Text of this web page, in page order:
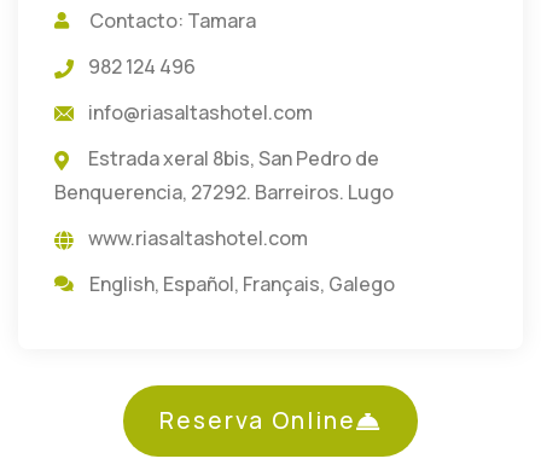
Contacto: Tamara
982 124 496
info@riasaltashotel.com
Estrada xeral 8bis, San Pedro de
Benquerencia, 27292. Barreiros. Lugo
www.riasaltashotel.com
English, Español, Français, Galego
Reserva Online